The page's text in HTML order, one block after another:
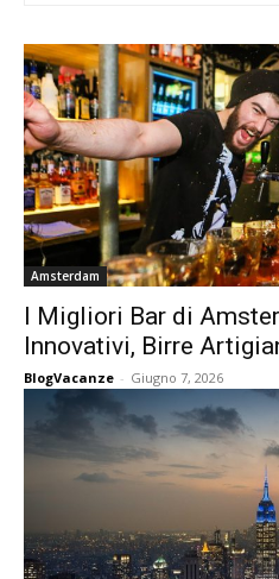
Amsterdam
I Migliori Bar di
Innovativi, Birre
BlogVacanze - Giugno 7, 2026